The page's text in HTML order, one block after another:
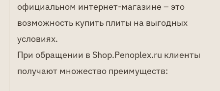
официальном интернет-магазине – это
возможность купить плиты на выгодных
условиях.
При обращении в Shop.Penoplex.ru клиенты
получают множество преимуществ: